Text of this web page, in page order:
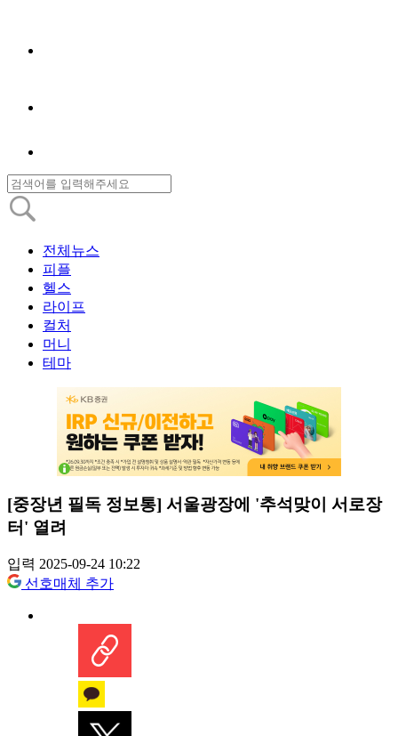
전체뉴스
피플
헬스
라이프
컬처
머니
테마
[중장년 필독 정보통] 서울광장에 '추석맞이 서로장
터' 열려
입력 2025-09-24 10:22
선호매체 추가